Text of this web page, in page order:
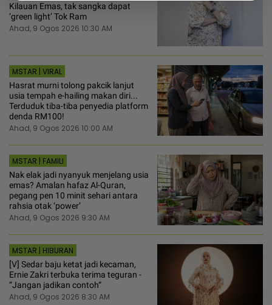
Kilauan Emas, tak sangka dapat
‘green light’ Tok Ram
Ahad, 9 Ogos 2026 10:30 AM
MSTAR | VIRAL
Hasrat murni tolong pakcik lanjut
usia tempah e-hailing makan diri...
Terduduk tiba-tiba penyedia platform
denda RM100!
Ahad, 9 Ogos 2026 10:00 AM
MSTAR | FAMILI
Nak elak jadi nyanyuk menjelang usia
emas? Amalan hafaz Al-Quran,
pegang pen 10 minit sehari antara
rahsia otak ‘power’
Ahad, 9 Ogos 2026 9:30 AM
MSTAR | HIBURAN
[V] Sedar baju ketat jadi kecaman,
Ernie Zakri terbuka terima teguran -
“Jangan jadikan contoh“
Ahad, 9 Ogos 2026 8:30 AM